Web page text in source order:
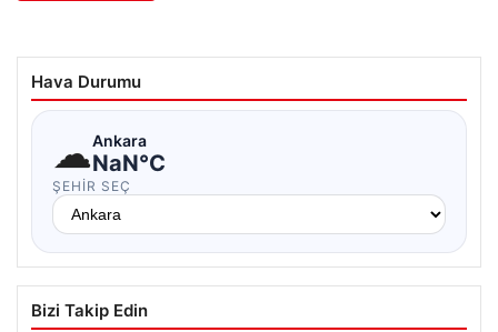
Hava Durumu
☁Ankara
NaN°C
ŞEHIR SEÇ
Bizi Takip Edin